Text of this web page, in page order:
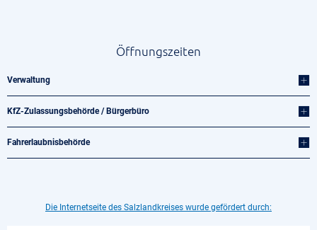
Öffnungszeiten
Verwaltung
KfZ-Zulassungsbehörde / Bürgerbüro
Fahrerlaubnisbehörde
Die Internetseite des Salzlandkreises wurde gefördert durch: